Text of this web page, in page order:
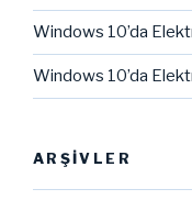
Windows 10’da
Windows 10’da
ARŞIVLER